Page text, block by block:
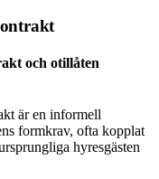
och otillåten
är en informell
formkrav, ofta kopplat
hyresgästen